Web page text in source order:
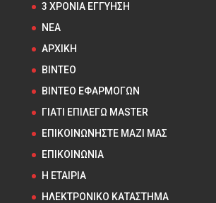
3 ΧΡΟΝΙΑ ΕΓΓΥΗΣΗ
NEA
ΑΡΧΙΚΗ
ΒΙΝΤΕΟ
ΒΙΝΤΕΟ ΕΦΑΡΜΟΓΩΝ
ΓΙΑΤΙ ΕΠΙΛΕΓΩ MASTER
ΕΠΙΚΟΙΝΩΝΗΣΤΕ ΜΑΖΙ ΜΑΣ
ΕΠΙΚΟΙΝΩΝΙΑ
Η ΕΤΑΙΡΙΑ
ΗΛΕΚΤΡΟΝΙΚΟ ΚΑΤΑΣΤΗΜΑ